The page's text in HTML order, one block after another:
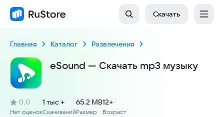
Скачать
Главная Каталог Развлечения
eSound — Скачать mp3 музыку
Рейтинг:
0,0
(
Нет оценок
)
Скачиваний
1 тыс +
Размер
65.2 MB
Возраст
12+